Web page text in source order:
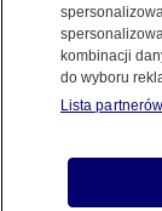
Czyta
kombinacji
do wyboru
Lista